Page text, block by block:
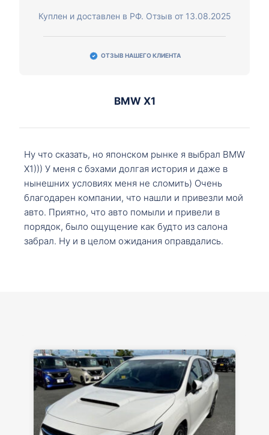
Куплен и доставлен в РФ. Отзыв от 13.08.2025
ОТЗЫВ НАШЕГО КЛИЕНТА
BMW X1
Ну что сказать, но японском рынке я выбрал BMW
X1))) У меня с бэхами долгая история и даже в
нынешних условиях меня не сломить) Очень
благодарен компании, что нашли и привезли мой
авто. Приятно, что авто помыли и привели в
порядок, было ощущение как будто из салона
забрал. Ну и в целом ожидания оправдались.